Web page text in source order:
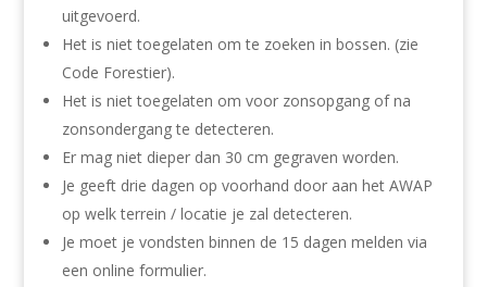
uitgevoerd.
Het is niet toegelaten om te zoeken in bossen. (zie
Code Forestier).
Het is niet toegelaten om voor zonsopgang of na
zonsondergang te detecteren.
Er mag niet dieper dan 30 cm gegraven worden.
Je geeft drie dagen op voorhand door aan het AWAP
op welk terrein / locatie je zal detecteren.
Je moet je vondsten binnen de 15 dagen melden via
een online formulier.